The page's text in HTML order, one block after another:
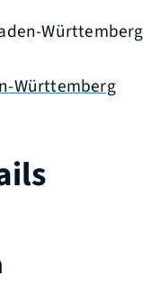
Württemberg
Württemberg